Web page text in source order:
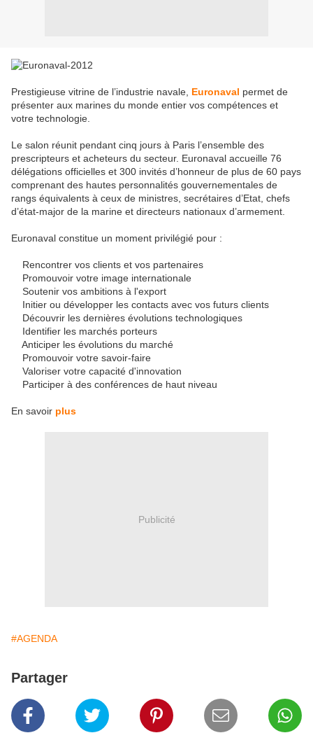
Prestigieuse vitrine de l’industrie navale, Euronaval permet de
présenter aux marines du monde entier vos compétences et
votre technologie.
Le salon réunit pendant cinq jours à Paris l’ensemble des
prescripteurs et acheteurs du secteur. Euronaval accueille 76
délégations officielles et 300 invités d’honneur de plus de 60 pays
comprenant des hautes personnalités gouvernementales de
rangs équivalents à ceux de ministres, secrétaires d’Etat, chefs
d’état-major de la marine et directeurs nationaux d’armement.
Euronaval constitue un moment privilégié pour :
Rencontrer vos clients et vos partenaires
Promouvoir votre image internationale
Soutenir vos ambitions à l'export
Initier ou développer les contacts avec vos futurs clients
Découvrir les dernières évolutions technologiques
Identifier les marchés porteurs
Anticiper les évolutions du marché
Promouvoir votre savoir-faire
Valoriser votre capacité d'innovation
Participer à des conférences de haut niveau
En savoir plus
Publicité
#AGENDA
Partager